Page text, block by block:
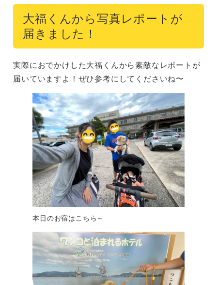
大福くんから写真レポートが
届きました！
実際におでかけした大福くんから素敵なレポートが
届いていますよ！ぜひ参考にしてくださいね〜
本日のお宿はこちら～